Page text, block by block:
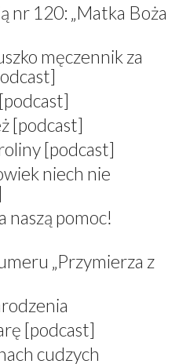
nr 120: „Matka Boża
męczennik za
[podcast]
[podcast]
niech nie
naszą pomoc!
„Przymierza z
[podcast]
cudzych